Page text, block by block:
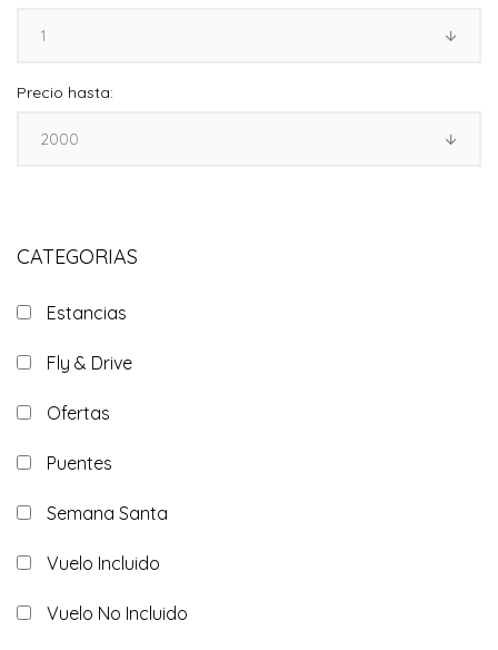
Precio hasta:
CATEGORIAS
Estancias
Fly & Drive
Ofertas
Puentes
Semana Santa
Vuelo Incluido
Vuelo No Incluido